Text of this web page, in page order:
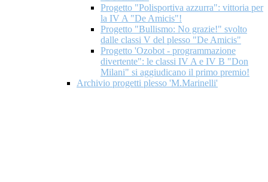
Progetto "Polisportiva azzurra": vittoria per
la IV A "De Amicis"!
Progetto "Bullismo: No grazie!" svolto
dalle classi V del plesso "De Amicis"
Progetto 'Ozobot - programmazione
divertente": le classi IV A e IV B "Don
Milani" si aggiudicano il primo premio!
Archivio progetti plesso 'M.Marinelli'